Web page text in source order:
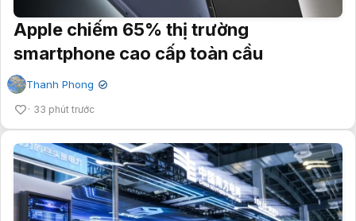
Apple chiếm 65% thị trường
smartphone cao cấp toàn cầu
Thanh Phong ✔
33 phút trước